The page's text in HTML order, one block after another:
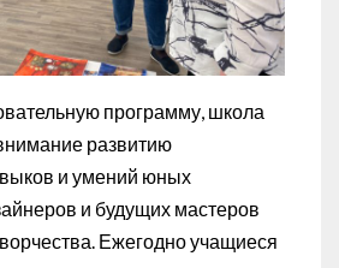
программу, школа
развитию
и умений юных
и будущих мастеров
Ежегодно учащиеся